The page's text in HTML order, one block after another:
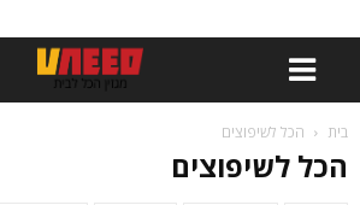
בית הכל לשיפוצים
הכל לשיפוצים